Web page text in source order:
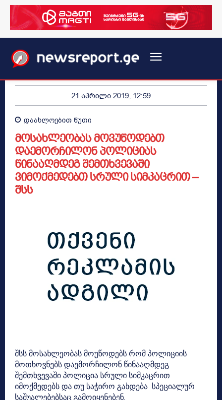
21 აპრილი 2019, 12:59
დაახლოებით წუთი
მოსახლეობას მოვუწოდებთ
დაემორჩილონ პოლიციას
წინააღმდეგ შემთხვევაში
ვიმოქმედებთ სრული სიმკაცრით –
შსს
შსს მოსახლეობას მოუწოდებს რომ პოლიციის
მოთხოვნებს დაემორჩილონ წინააღმდეგ
შემთხვევაში პოლიცია სრული სიმკაცრით
იმოქმედებს და თუ საჭირო გახდება სპეციალურ
საშუალებებსაც გამოიყენებენ.